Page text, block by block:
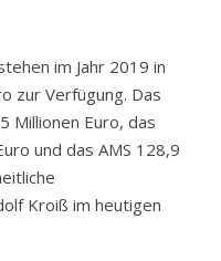
im Jahr 2019 in
zur Verfügung. Das
Millionen Euro, das
und das AMS 128,9
Kroiß im heutigen